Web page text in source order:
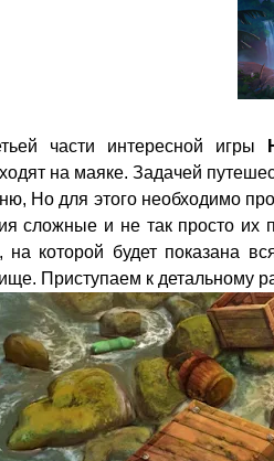
части интересной игры
на маяке. Задачей
Но для этого необходимо
сложные и не так просто
на которой будет показана
Приступаем к детальному